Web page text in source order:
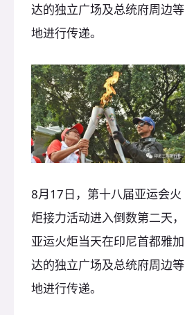
达的独立广场及总统府周边等
地进行传递。
8月17日，第十八届亚运会火
炬接力活动进入倒数第二天，
亚运火炬当天在印尼首都雅加
达的独立广场及总统府周边等
地进行传递。